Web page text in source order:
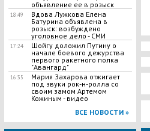
объявление ее в розыск
18:49
Вдова Лужкова Елена
Батурина объявлена в
розыск: возбуждено
уголовное дело - СМИ
17:24
​Шойгу доложил Путину о
начале боевого дежурства
первого ракетного полка
"Авангард"
16:35
Мария Захарова отжигает
под звуки рок-н-ролла со
своим замом Артемом
Кожиным - видео
ВСЕ НОВОСТИ »